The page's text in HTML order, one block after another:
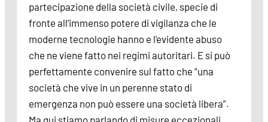
partecipazione della società civile, specie di
fronte all’immenso potere di vigilanza che le
moderne tecnologie hanno e l’evidente abuso
che ne viene fatto nei regimi autoritari. E si può
perfettamente convenire sul fatto che “una
società che vive in un perenne stato di
emergenza non può essere una società libera”.
Ma qui stiamo parlando di misure eccezionali